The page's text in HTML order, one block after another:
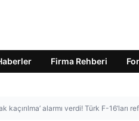
Firma Rehberi
kaçırılma’ alarmı verdi! Türk F-16’ları